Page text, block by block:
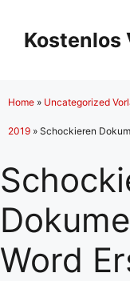
Inhalt
springen
Kostenlos
Home » Uncategorized
2019 » Schockieren
Word